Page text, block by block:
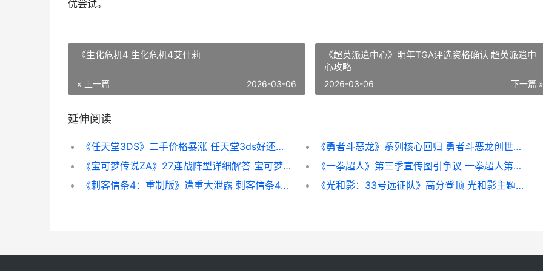
优尝试。
《生化危机4 生化危机4艾什莉
« 上一篇 2026-03-06
《超英派遣中心》明年TGA评选资格确认 超英派遣中
心攻略
下一篇 »
2026-03-06
延伸阅读
《任天堂3DS》二手价格暴涨 任天堂3ds好还是2ds好
《勇者斗恶龙》系列核心回归 勇者斗恶龙创世小玩家2
《宝可梦传说ZA》27连战阵型详细解答 宝可梦传说za树果在哪买
《一拳超人》第三季宣传图引争议 一拳超人第二季在线观看
《刺客信条4：重制版》遭重大泄露 刺客信条4猎杀圣殿骑士
《光和影：33号远征队》高分登顶 光和影主题来源